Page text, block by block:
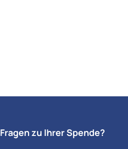
Fragen zu Ihrer Spende?